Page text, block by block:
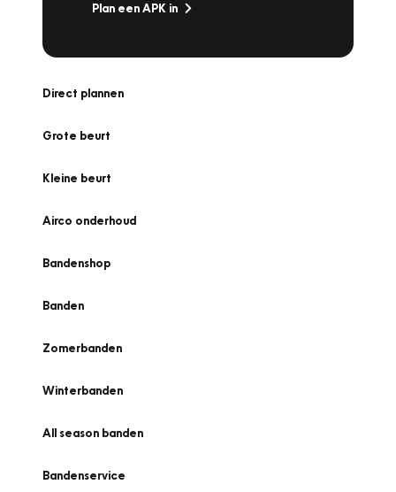
Plan een APK in
Direct plannen
Grote beurt
Kleine beurt
Airco onderhoud
Bandenshop
Banden
Zomerbanden
Winterbanden
All season banden
Bandenservice